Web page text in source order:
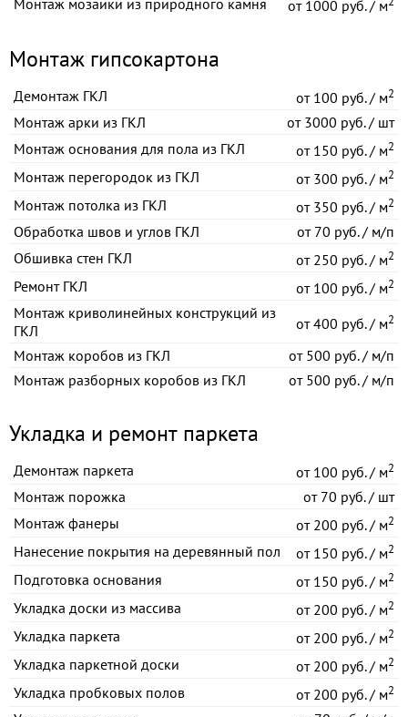
Монтаж мозаики из природного камня от1000 руб. / м
Монтаж гипсокартона
Демонтаж ГКЛ от100 руб. / м2
Монтаж арки из ГКЛ от3000 руб. / шт
Монтаж основания для пола из ГКЛ
от150 руб. / м2
Монтаж перегородок из ГКЛ от300 руб. / м2
Монтаж потолка из ГКЛ от350 руб. / м2
Обработка швов и углов ГКЛ от70 руб. / м/п
Обшивка стен ГКЛ
от250 руб. / м2
Ремонт ГКЛ от100 руб. / м2
Монтаж криволинейных конструкций из
ГКЛ
от400 руб. / м2
Монтаж коробов из ГКЛ от500 руб. / м/п
Монтаж разборных коробов из ГКЛ
от500 руб. / м/п
Укладка и ремонт паркета
Демонтаж паркета от100 руб. / м2
Монтаж порожка от70 руб. / шт
Монтаж фанеры
от200 руб. / м2
Нанесение покрытия на деревянный пол от150 руб. / м2
Подготовка основания от150 руб. / м2
Укладка доски из массива от200 руб. / м2
Укладка паркета от200 руб. / м2
Укладка паркетной доски от200 руб. / м2
Укладка пробковых полов от200 руб. / м2